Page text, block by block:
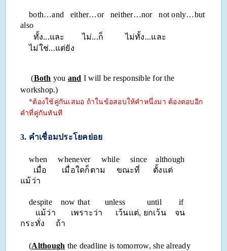
both…and either…or neither…nor not only…but
also
ทั้ง...และ ไม่...ก็ ไม่ทั้ง...และ
ไม่ใช่...แต่ยัง
(Both you and I will be responsible for the
workshop.)
*ต้องใช้คู่กันเสมอ ถ้าในข้อสอบให้คำหนึ่งมา ต้องตอบอีก
คำที่คู่กันทันที
3. คำเชื่อมประโยคย่อย
when whenever while since although
เมื่อ เมื่อใดก็ตาม ขณะที่ ตั้งแต่
แม้ว่า
despite now that unless until if
แม้ว่า เพราะว่า เว้นแต่, ยกเว้น จน
กระทั่ง ถ้า
(Although the deadline is tomorrow, she already